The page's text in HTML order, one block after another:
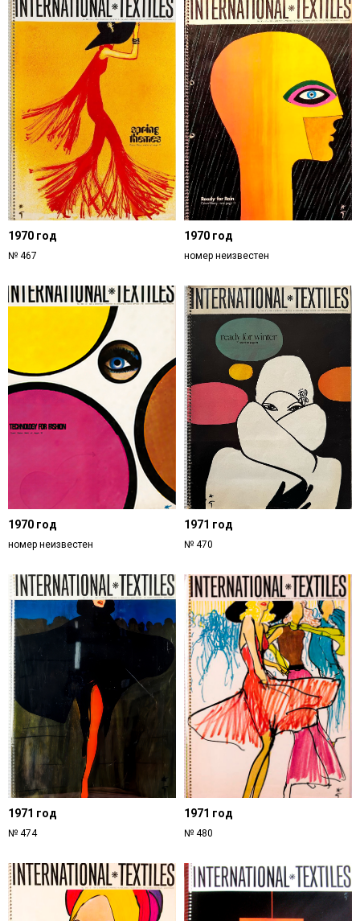
1970 год
№ 467
1970 год
номер неизвестен
1970 год
номер неизвестен
1971 год
№ 470
1971 год
№ 474
1971 год
№ 480